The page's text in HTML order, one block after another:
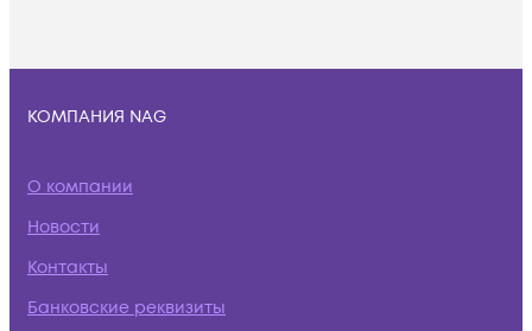
КОМПАНИЯ NAG
О компании
Новости
Контакты
Банковские реквизиты